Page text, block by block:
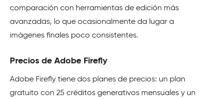
comparación con herramientas de edición más
avanzadas, lo que ocasionalmente da lugar a
imágenes finales poco consistentes.
Precios de Adobe Firefly
Adobe Firefly tiene dos planes de precios: un plan
gratuito con 25 créditos generativos mensuales y un